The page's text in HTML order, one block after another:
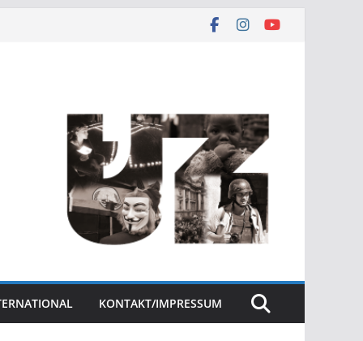
KONTAKT/IMPRESSUM